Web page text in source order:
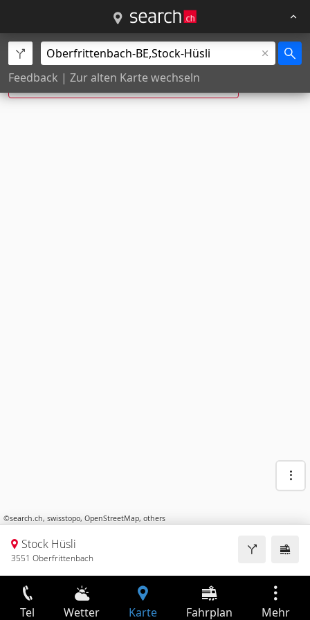
Feedback | Zur alten Karte wechseln
Stock Hüsli, Oberfrittenbach ist neu:
Mittlerer Moosacker, Oberfrittenbach
©search.ch, swisstopo, OpenStreetMap, others
Stock Hüsli
3551 Oberfrittenbach
Tel Wetter Karte Fahrplan Mehr